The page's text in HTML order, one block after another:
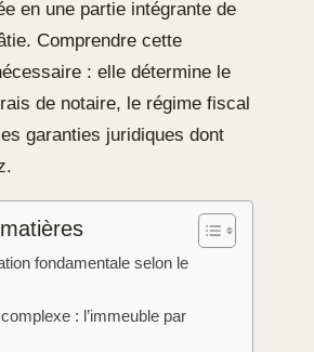
en une partie intégrante de
Comprendre cette
: elle détermine le
de notaire, le régime fiscal
garanties juridiques dont
fondamentale selon le
complexe : l’immeuble par